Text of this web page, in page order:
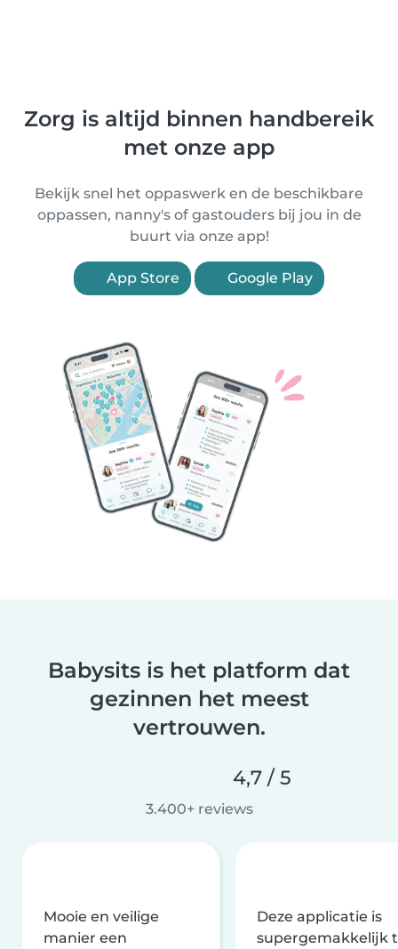
Zorg is altijd binnen handbereik
met onze app
Bekijk snel het oppaswerk en de beschikbare
oppassen, nanny's of gastouders bij jou in de
buurt via onze app!
App Store Google Play
Babysits is het platform dat
gezinnen het meest
vertrouwen.
4,7 / 5
3.400+ reviews
Mooie en veilige
manier een
Deze applicatie is
supergemakkelijk